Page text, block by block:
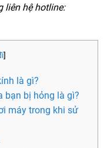
liên hệ hotline:
]
là gì?
bạn bị hỏng là gì?
máy trong khi sử